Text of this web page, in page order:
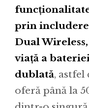
prin
Dual
viață a
dublată, astfel
oferă până la